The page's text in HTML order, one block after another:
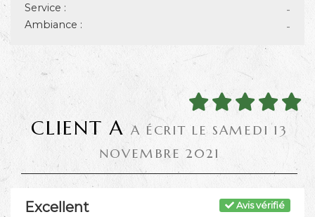
-
Service :
-
Ambiance :
CLIENT A A ÉCRIT LE SAMEDI 13
NOVEMBRE 2021
Avis vérifié
Excellent